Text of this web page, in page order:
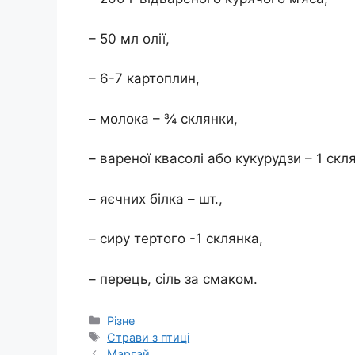
– 50 мл олії,
– 6-7 картоплин,
– молока – ¾ склянки,
– вареної квасолі або кукурудзи – 1
– яєчних білка – шт.,
– сиру тертого -1 склянка,
– перець, сіль за смаком.
Категорії
Різне
Позначки
Страви з птиці